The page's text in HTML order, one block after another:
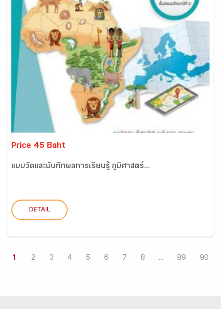
Price 45 Baht
แบบวัดและบันทึกผลการเรียนรู้ ภูมิศาสตร์...
DETAIL
1 2 3 4 5 6 7 8 ... 89 90